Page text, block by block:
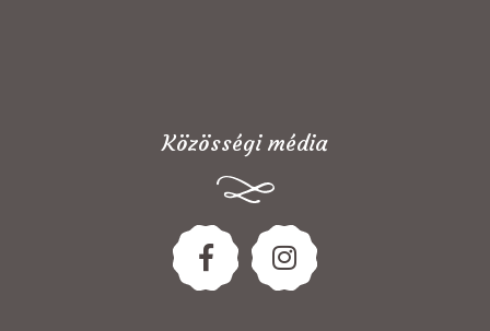
Közösségi média